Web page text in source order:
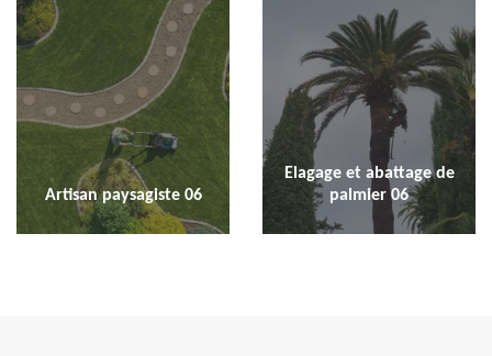
Artisan paysagiste 06
Elagage et abattage de
palmier 06